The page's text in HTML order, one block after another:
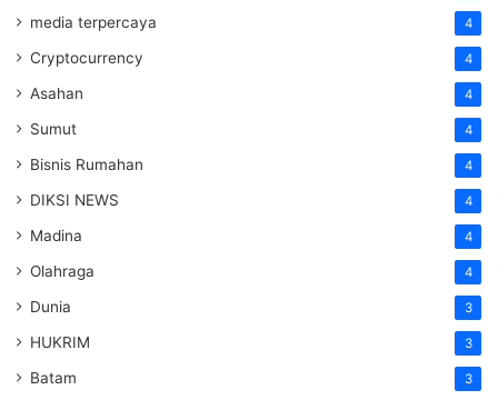
media terpercaya 4
Cryptocurrency 4
Asahan 4
Sumut 4
Bisnis Rumahan 4
DIKSI NEWS 4
Madina 4
Olahraga 4
Dunia 3
HUKRIM 3
Batam 3